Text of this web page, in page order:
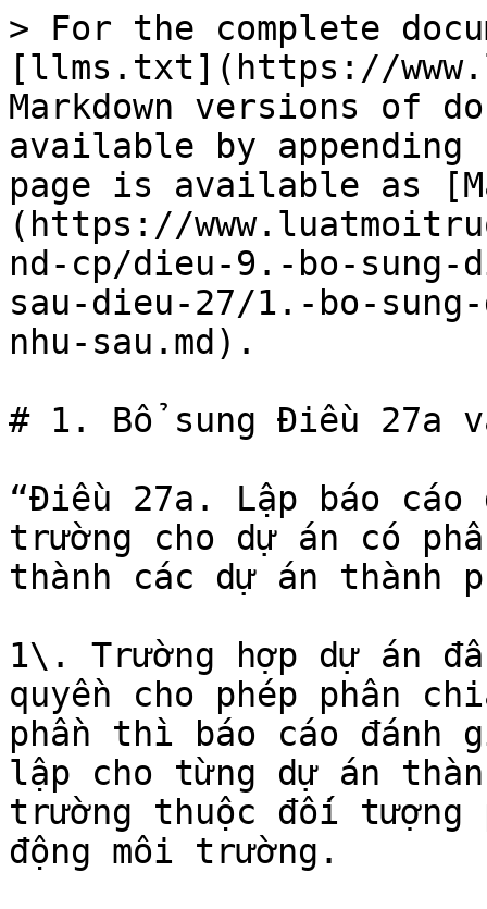
> For the complete
[llms.txt](https://
Markdown versions of
available by
page is available as
(https://
nd-cp/dieu-9.-bo-sung-
sau-dieu-27/1.-bo-
nhu-sau.md).
# 1. Bổ sung Điều 27a
“Điều 27a. Lập báo
trường cho dự án có
thành các dự án thành
1\. Trường hợp dự án
quyền cho phép phân
phần thì báo cáo đánh
lập cho từng dự án
trường thuộc đối
động môi trường.